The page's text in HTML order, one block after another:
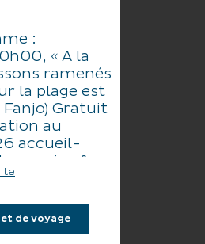
:
« A la
ramenés
la plage est
Gratuit
au
accueil-
d’un
Toutes les
de voyage